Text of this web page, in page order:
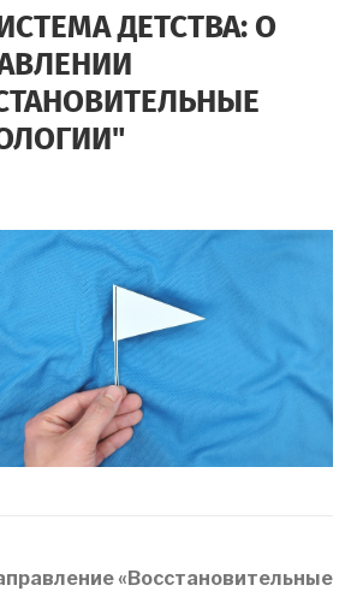
"ЭКОСИСТЕМА
ДЕТСТВА"
ДЕТСТВА: О
«Восстановительные